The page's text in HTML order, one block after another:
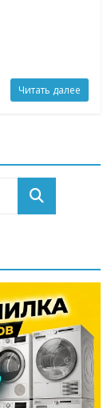
Читать далее